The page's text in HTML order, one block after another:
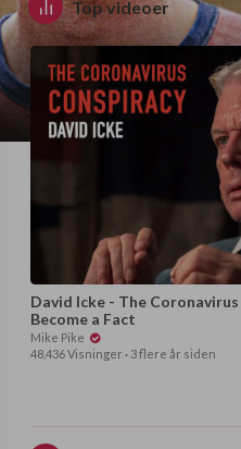
Top videoer
David Icke - The
Become a Fact
Mike Pike
48,436 Visninger · 3 flere år siden